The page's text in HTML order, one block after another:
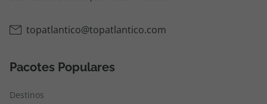
topatlantico@topatlantico.com
Pacotes Populares
Destinos